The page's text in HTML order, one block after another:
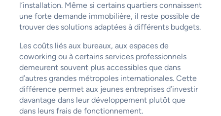
l’installation. Même si certains quartiers connaissent
une forte demande immobilière, il reste possible de
trouver des solutions adaptées à différents budgets.
Les coûts liés aux bureaux, aux espaces de
coworking ou à certains services professionnels
demeurent souvent plus accessibles que dans
d’autres grandes métropoles internationales. Cette
différence permet aux jeunes entreprises d’investir
davantage dans leur développement plutôt que
dans leurs frais de fonctionnement.